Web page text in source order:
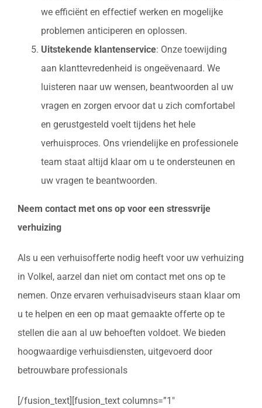
we efficiënt en effectief werken en mogelijke
problemen anticiperen en oplossen.
Uitstekende klantenservice: Onze toewijding
aan klanttevredenheid is ongeëvenaard. We
luisteren naar uw wensen, beantwoorden al uw
vragen en zorgen ervoor dat u zich comfortabel
en gerustgesteld voelt tijdens het hele
verhuisproces. Ons vriendelijke en professionele
team staat altijd klaar om u te ondersteunen en
uw vragen te beantwoorden.
Neem contact met ons op voor een stressvrije
verhuizing
Als u een verhuisofferte nodig heeft voor uw verhuizing
in Volkel, aarzel dan niet om contact met ons op te
nemen. Onze ervaren verhuisadviseurs staan klaar om
u te helpen en een op maat gemaakte offerte op te
stellen die aan al uw behoeften voldoet. We bieden
hoogwaardige verhuisdiensten, uitgevoerd door
betrouwbare professionals
[/fusion_text][fusion_text columns=”1″